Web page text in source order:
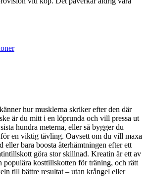
hur musklerna skriker efter den där
är du mitt i en löprunda och vill pressa ut
hundra meterna, eller så bygger du
en viktig tävling. Oavsett om du vill maxa
eller bara boosta återhämtningen efter ett
göra stor skillnad. Kreatin är ett av
populära kosttillskotten för träning, och rätt
till bättre resultat – utan krångel eller